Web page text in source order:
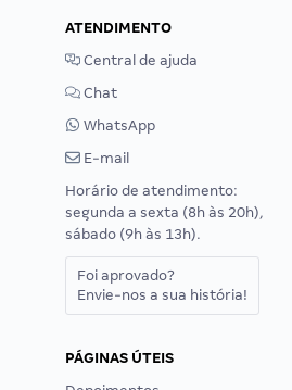
ATENDIMENTO
Central de ajuda
Chat
WhatsApp
E-mail
Horário de atendimento:
segunda a sexta (8h às 20h),
sábado (9h às 13h).
Foi aprovado?
Envie-nos a sua história!
PÁGINAS ÚTEIS